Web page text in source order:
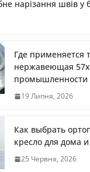
нарізання швів у
Где применяется
нержавеющая
промышленности
19 Липня, 2026
Как выбрать
кресло для дома
25 Червня, 2026